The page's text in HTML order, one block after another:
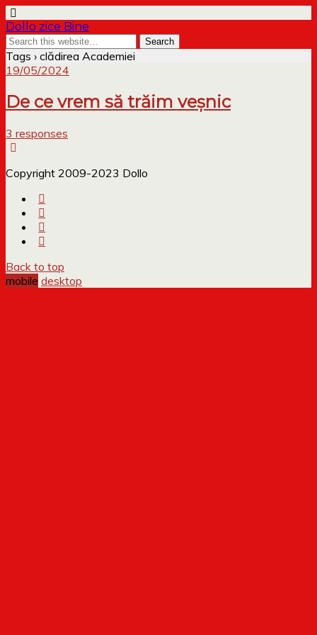
Dollo zice Bine
Tags › clădirea Academiei
19/05/2024
De ce vrem să trăim veșnic
3 responses
Copyright 2009-2023 Dollo
Back to top
mobile desktop